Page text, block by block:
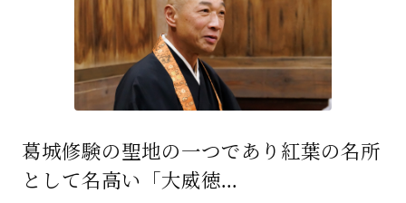
探訪「1200年の魅力交流」
日本文化を探る
プレスアーカイブ
ニュース & トピックス
サイトポリシー
葛城修験の聖地の一つであり紅葉の名所
として名高い「大威徳...